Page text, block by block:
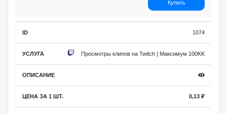
Купить
1074
Просмотры клипов на Twitch | Максимум 100KK
0,13 ₽